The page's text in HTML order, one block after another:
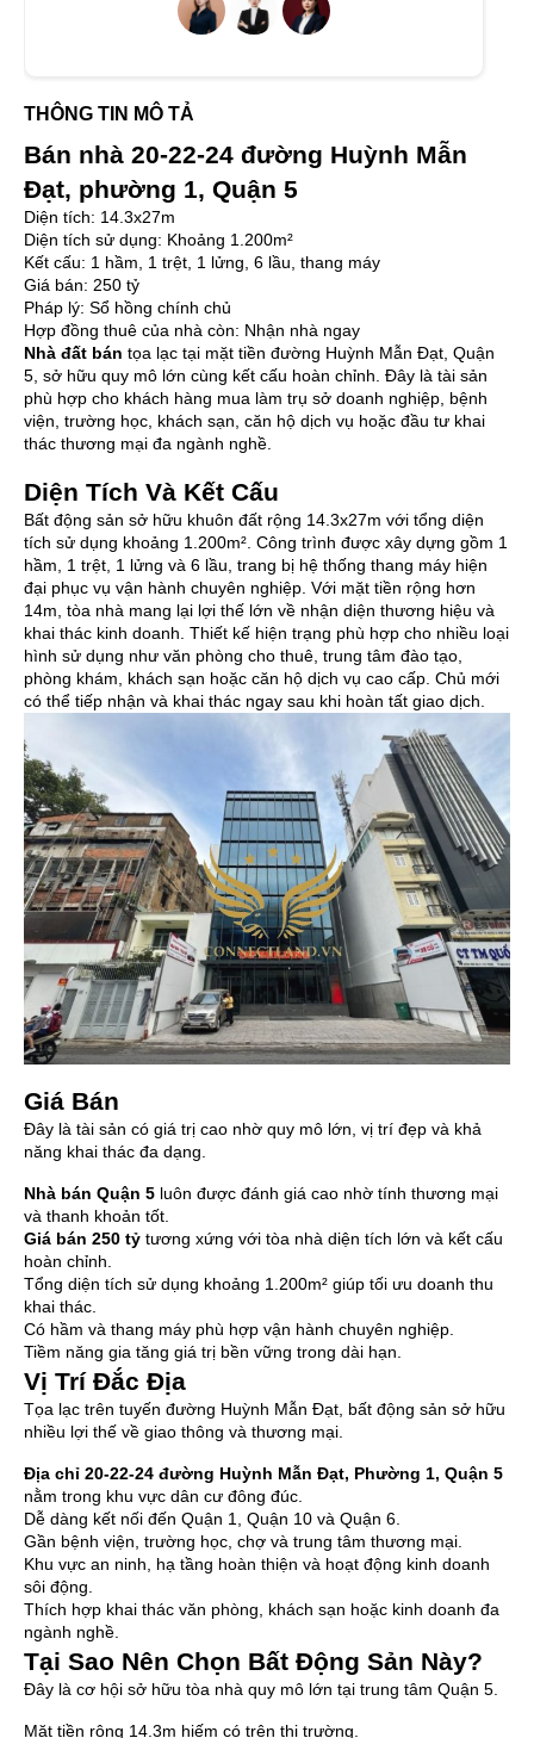
THÔNG TIN MÔ TẢ
Bán nhà 20-22-24 đường Huỳnh Mẫn
Đạt, phường 1, Quận 5
Diện tích: 14.3x27m
Diện tích sử dụng: Khoảng 1.200m²
Kết cấu: 1 hầm, 1 trệt, 1 lửng, 6 lầu, thang máy
Giá bán: 250 tỷ
Pháp lý: Sổ hồng chính chủ
Hợp đồng thuê của nhà còn: Nhận nhà ngay
Nhà đất bán tọa lạc tại mặt tiền đường Huỳnh Mẫn Đạt, Quận
5, sở hữu quy mô lớn cùng kết cấu hoàn chỉnh. Đây là tài sản
phù hợp cho khách hàng mua làm trụ sở doanh nghiệp, bệnh
viện, trường học, khách sạn, căn hộ dịch vụ hoặc đầu tư khai
thác thương mại đa ngành nghề.
Diện Tích Và Kết Cấu
Bất động sản sở hữu khuôn đất rộng 14.3x27m với tổng diện
tích sử dụng khoảng 1.200m². Công trình được xây dựng gồm 1
hầm, 1 trệt, 1 lửng và 6 lầu, trang bị hệ thống thang máy hiện
đại phục vụ vận hành chuyên nghiệp. Với mặt tiền rộng hơn
14m, tòa nhà mang lại lợi thế lớn về nhận diện thương hiệu và
khai thác kinh doanh. Thiết kế hiện trạng phù hợp cho nhiều loại
hình sử dụng như văn phòng cho thuê, trung tâm đào tạo,
phòng khám, khách sạn hoặc căn hộ dịch vụ cao cấp. Chủ mới
có thể tiếp nhận và khai thác ngay sau khi hoàn tất giao dịch.
Giá Bán
Đây là tài sản có giá trị cao nhờ quy mô lớn, vị trí đẹp và khả
năng khai thác đa dạng.
Nhà bán Quận 5 luôn được đánh giá cao nhờ tính thương mại
và thanh khoản tốt.
Giá bán 250 tỷ tương xứng với tòa nhà diện tích lớn và kết cấu
hoàn chỉnh.
Tổng diện tích sử dụng khoảng 1.200m² giúp tối ưu doanh thu
khai thác.
Có hầm và thang máy phù hợp vận hành chuyên nghiệp.
Tiềm năng gia tăng giá trị bền vững trong dài hạn.
Vị Trí Đắc Địa
Tọa lạc trên tuyến đường Huỳnh Mẫn Đạt, bất động sản sở hữu
nhiều lợi thế về giao thông và thương mại.
Địa chỉ 20-22-24 đường Huỳnh Mẫn Đạt, Phường 1, Quận 5
nằm trong khu vực dân cư đông đúc.
Dễ dàng kết nối đến Quận 1, Quận 10 và Quận 6.
Gần bệnh viện, trường học, chợ và trung tâm thương mại.
Khu vực an ninh, hạ tầng hoàn thiện và hoạt động kinh doanh
sôi động.
Thích hợp khai thác văn phòng, khách sạn hoặc kinh doanh đa
ngành nghề.
Tại Sao Nên Chọn Bất Động Sản Này?
Đây là cơ hội sở hữu tòa nhà quy mô lớn tại trung tâm Quận 5.
Mặt tiền rộng 14.3m hiếm có trên thị trường.